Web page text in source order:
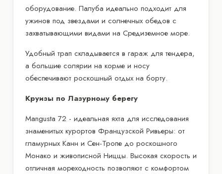
оборудование. Палуба идеально подходит для
ужинов под звездами и солнечных обедов с
захватывающими видами на Средиземное море.
Удобный трап складывается в гараж для тендера,
а большие солярии на корме и носу
обеспечивают роскошный отдых на борту.
Круизы по Лазурному берегу
Mangusta 72 - идеальная яхта для исследования
знаменитых курортов Французской Ривьеры: от
гламурных Канн и Сен-Тропе до роскошного
Монако и живописной Ниццы. Высокая скорость и
отличная мореходность позволяют с комфортом